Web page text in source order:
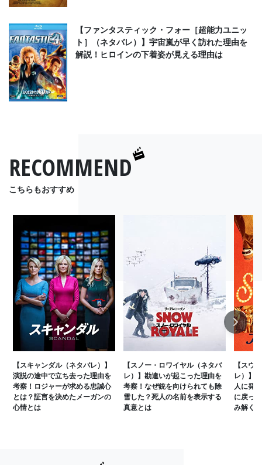
【ファンタスティック・フォー［超能力ユニッ
ト］（ネタバレ）】宇宙嵐が早く訪れた理由を
解説！ヒロインの下着姿が見える理由は
RECOMMEND
こちらもおすすめ
【スキャンダル（ネタバレ）】
演説の途中で立ち去った理由を
考察！ロジャーが求める忠誠心
とは？証言を決めたメーガンの
心情とは
【スノー・ロワイヤル（ネタバ
レ）】勘違いが起こった理由を
考察！なぜ銃を向けられても除
雪した？死人の名前を表示する
真意とは
【スウ
レ）】
人に発
に戻っ
み解く
Next